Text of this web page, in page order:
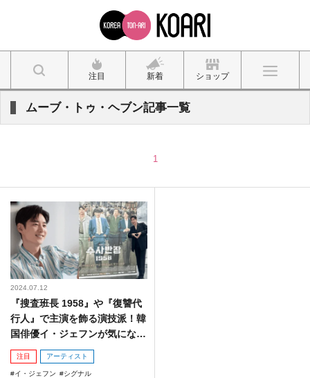
注目 新着 ショップ
ムーブ・トゥ・ヘブン記事一覧
1
2024.07.12
『搜査班長 1958』や『復讐代
行人』で主演を飾る演技派！韓
国俳優イ・ジェフンが気になる
☆
注目 アーティスト
イ・ジェフン
シグナル